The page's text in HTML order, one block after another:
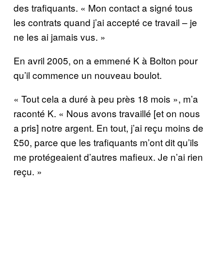
des trafiquants. « Mon contact a signé tous
les contrats quand j’ai accepté ce travail – je
ne les ai jamais vus. »
En avril 2005, on a emmené K à Bolton pour
qu’il commence un nouveau boulot.
« Tout cela a duré à peu près 18 mois », m’a
raconté K. « Nous avons travaillé [et on nous
a pris] notre argent. En tout, j’ai reçu moins de
£50, parce que les trafiquants m’ont dit qu’ils
me protégeaient d’autres mafieux. Je n’ai rien
reçu. »